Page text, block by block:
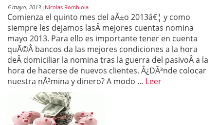
6 mayo, 2013 Nicolas Rombiola
Comienza el quinto mes del aÃ±o 2013â€¦ y como
siempre les dejamos lasÂ mejores cuentas nomina
mayo 2013. Para ello es importante tener en cuenta
quÃ©Â bancos da las mejores condiciones a la hora
deÂ domiciliar la nomina tras la guerra del pasivoÂ a la
hora de hacerse de nuevos clientes. Â¿DÃ³nde colocar
nuestra nÃ³mina y dinero? A modo … Leer